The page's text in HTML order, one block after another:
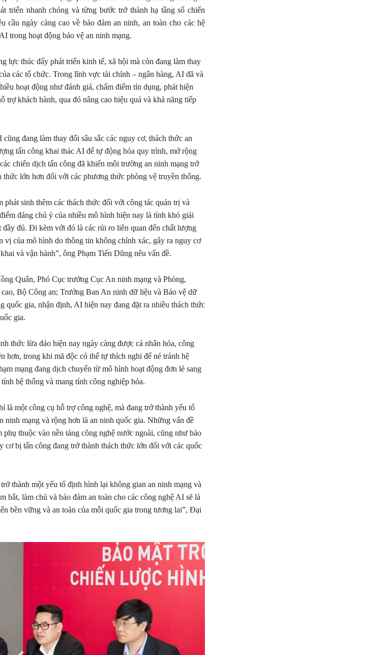
triển nhanh chóng và từng bước trở thành hạ tầng số chiến
cầu ngày càng cao về bảo đảm an ninh, an toàn cho các hệ
trong hoạt động bảo vệ an ninh mạng.
lực thúc đẩy phát triển kinh tế, xã hội mà còn đang làm thay
các tổ chức. Trong lĩnh vực tài chính – ngân hàng, AI đã và
hoạt động như đánh giá, chấm điểm tín dụng, phát hiện
trợ khách hành, qua đó nâng cao hiệu quả và khả năng tiếp
đang làm thay đổi sâu sắc các nguy cơ, thách thức an
tấn công khai thác AI để tự động hóa quy trình, mở rộng
chiến dịch tấn công đã khiến môi trường an ninh mạng trở
thức lớn hơn đối với các phương thức phòng vệ truyền thống.
phát sinh thêm các thách thức đối với công tác quản trị và
đáng chú ý của nhiều mô hình hiện nay là tính khó giải
đủ. Đi kèm với đó là các rủi ro liên quan đến chất lượng
vị của mô hình do thông tin không chính xác, gây ra nguy cơ
và vận hành”, ông Phạm Tiến Dũng nêu vấn đề.
Quân, Phó Cục trưởng Cục An ninh mạng và Phòng,
Bộ Công an; Trưởng Ban An ninh dữ liệu và Bảo vệ dữ
quốc gia, nhận định, AI hiện nay đang đặt ra nhiều thách thức
gia.
thức lừa đảo hiện nay ngày càng được cá nhân hóa, công
hơn, trong khi mã độc có thể tự thích nghi để né tránh hệ
mạng đang dịch chuyển từ mô hình hoạt động đơn lẻ sang
hệ thống và mang tính công nghiệp hóa.
là một công cụ hỗ trợ công nghệ, mà đang trở thành yếu tố
ninh mạng và rộng hơn là an ninh quốc gia. Những vấn đề
thuộc vào nền tảng công nghệ nước ngoài, cũng như bảo
cơ bị tấn công đang trở thành thách thức lớn đối với các quốc
thành một yếu tố định hình lại không gian an ninh mạng và
bắt, làm chủ và bảo đảm an toàn cho các công nghệ AI sẽ là
bền vững và an toàn của mỗi quốc gia trong tương lai”, Đại